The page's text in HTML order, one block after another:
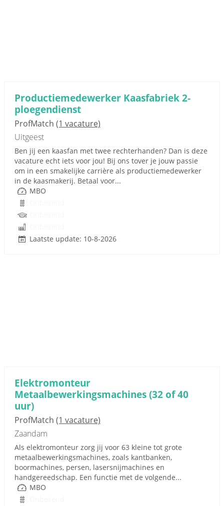
Productiemedewerker Kaasfabriek 2-
ploegendienst
ProfMatch (1 vacature)
Uitgeest
Ben jij een kaasfan met twee rechterhanden? Dan is deze
vacature echt iets voor jou! Bij ons tover je jouw passie
om in een smakelijke carrière als productiemedewerker
in de kaasmakerij. Betaal voor...
MBO
Laatste update: 10-8-2026
Elektromonteur
Metaalbewerkingsmachines (32 of 40
uur)
ProfMatch (1 vacature)
Zaandam
Als elektromonteur zorg jij voor 63 kleine tot grote
metaalbewerkingsmachines, zoals kantbanken,
boormachines, persen, lasersnijmachines en
handgereedschap. Een functie met de volgende...
MBO